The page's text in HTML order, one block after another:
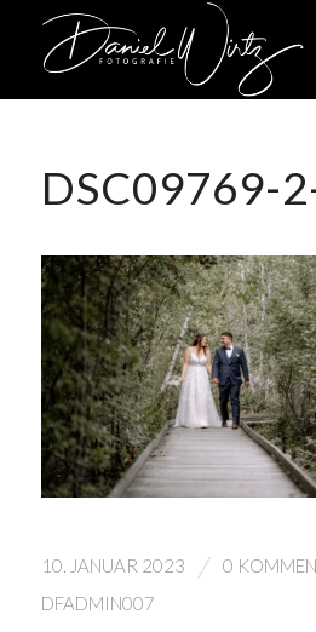
DSC09769-
10. JANUAR 2023 / 0
DFADMIN007